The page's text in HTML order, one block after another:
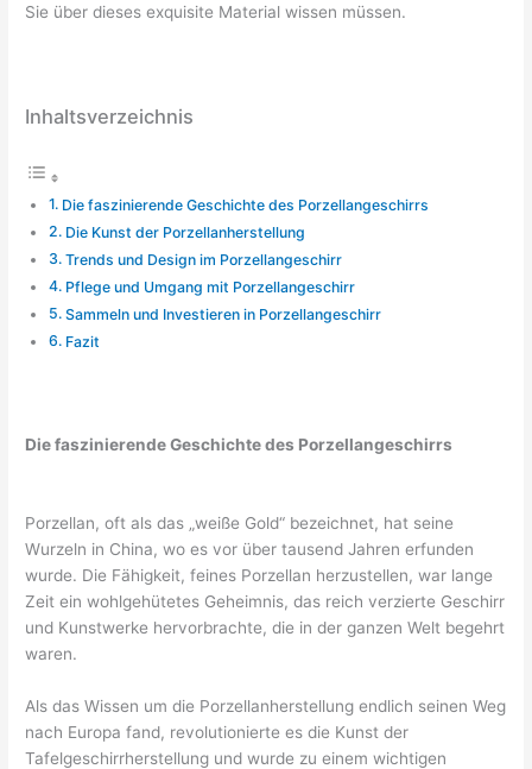
Sie über dieses exquisite Material wissen müssen.
Inhaltsverzeichnis
Die faszinierende Geschichte des Porzellangeschirrs
Die Kunst der Porzellanherstellung
Trends und Design im Porzellangeschirr
Pflege und Umgang mit Porzellangeschirr
Sammeln und Investieren in Porzellangeschirr
Fazit
Die faszinierende Geschichte des Porzellangeschirrs
Porzellan, oft als das „weiße Gold“ bezeichnet, hat seine
Wurzeln in China, wo es vor über tausend Jahren erfunden
wurde. Die Fähigkeit, feines Porzellan herzustellen, war lange
Zeit ein wohlgehütetes Geheimnis, das reich verzierte Geschirr
und Kunstwerke hervorbrachte, die in der ganzen Welt begehrt
waren.
Als das Wissen um die Porzellanherstellung endlich seinen Weg
nach Europa fand, revolutionierte es die Kunst der
Tafelgeschirrherstellung und wurde zu einem wichtigen